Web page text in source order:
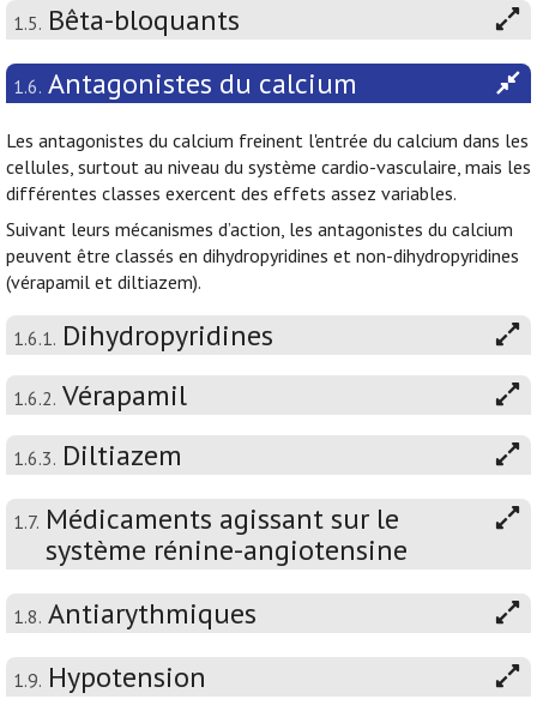
1.5. Bêta-bloquants
1.6. Antagonistes du calcium
Les antagonistes du calcium freinent l'entrée du calcium dans les
cellules, surtout au niveau du système cardio-vasculaire, mais les
différentes classes exercent des effets assez variables.
Suivant leurs mécanismes d’action, les antagonistes du calcium
peuvent être classés en dihydropyridines et non-dihydropyridines
(vérapamil et diltiazem).
1.6.1. Dihydropyridines
1.6.2. Vérapamil
1.6.3. Diltiazem
1.7. Médicaments agissant sur le
système rénine-angiotensine
1.8. Antiarythmiques
1.9. Hypotension